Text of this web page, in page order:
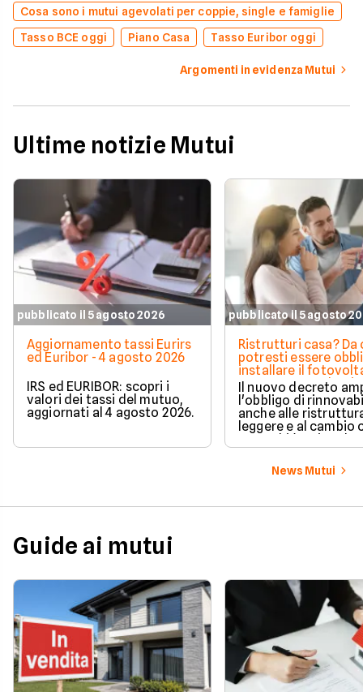
Cosa sono i mutui agevolati per coppie, single e famiglie
Tasso BCE oggi
Piano Casa Tasso Euribor oggi
Argomenti in evidenza Mutui
Ultime notizie Mutui
pubblicato il 5 agosto 2026
Aggiornamento tassi Eurirs
ed Euribor - 4 agosto 2026
IRS ed EURIBOR: scopri i
valori dei tassi del mutuo,
aggiornati al 4 agosto 2026.
pubblicato il 5 agosto
Ristrutturi casa? Da
potresti essere
installare il
nuova norma che
milioni di italiani
Il nuovo decreto
l'obbligo di
anche alle
leggere e al cambio
ecco chi è
cambia in pratica.
News Mutui
Guide ai mutui